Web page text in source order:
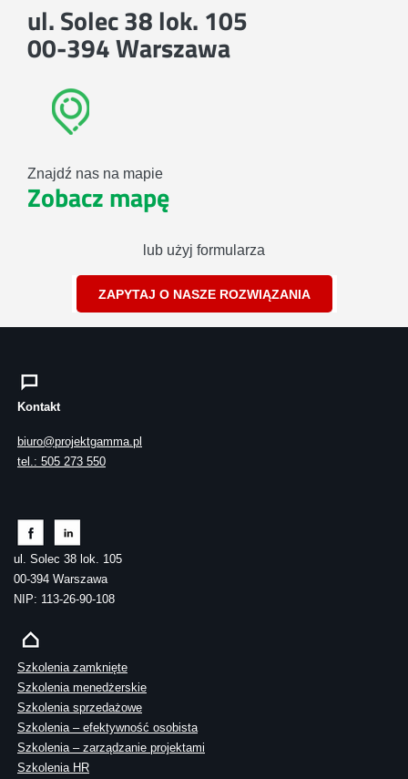
ul. Solec 38 lok. 105
00-394 Warszawa
Znajdź nas na mapie
Zobacz mapę
lub użyj formularza
ZAPYTAJ O NASZE ROZWIĄZANIA
Kontakt
biuro@projektgamma.pl
tel.: 505 273 550
ul. Solec 38 lok. 105
00-394 Warszawa
NIP: 113-26-90-108
Szkolenia zamknięte
Szkolenia menedżerskie
Szkolenia sprzedażowe
Szkolenia – efektywność osobista
Szkolenia – zarządzanie projektami
Szkolenia HR